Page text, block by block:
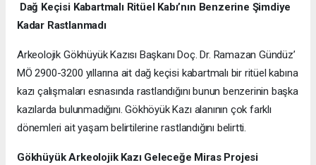
Dağ Keçisi Kabartmalı Ritüel Kabı’nın Benzerine Şimdiye
Kadar Rastlanmadı
Arkeolojik Gökhüyük Kazısı Başkanı Doç. Dr. Ramazan Gündüz’
MÖ 2900-3200 yıllarına ait dağ keçisi kabartmalı bir ritüel kabına
kazı çalışmaları esnasında rastlandığını bunun benzerinin başka
kazılarda bulunmadığını. Gökhöyük Kazı alanının çok farklı
dönemleri ait yaşam belirtilerine rastlandığını belirtti.
Gökhüyük Arkeolojik Kazı Geleceğe Miras Projesi